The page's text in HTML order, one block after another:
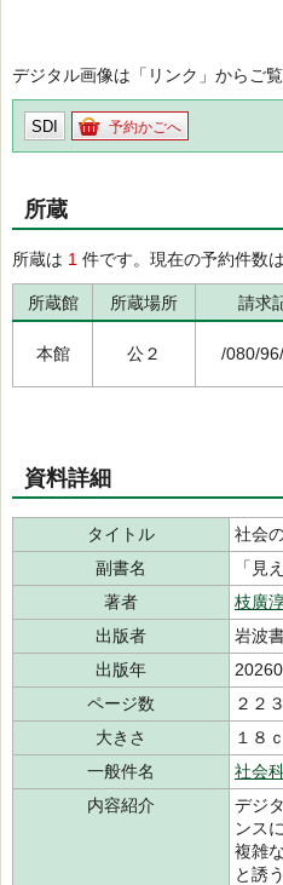
デジタル画像は「リンク」からご覧
SDI 予約かごへ
所蔵
所蔵は 1 件です。現在の予約件数は
所蔵館 所蔵場所 請求
本館 公２ /080/
資料詳細
タイトル
社会
副書名
「見
著者
枝廣
出版者
岩波
出版年
ページ数
２２
大きさ
１８
一般件名
社会
内容紹介
デジ
ンス
複雑
と誘う